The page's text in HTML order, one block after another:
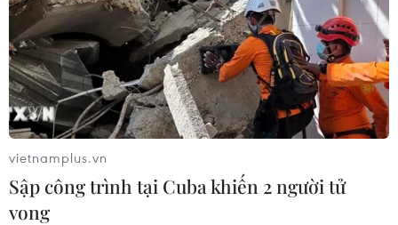
vietnamplus.vn
Sập công trình tại Cuba khiến 2 người tử
vong